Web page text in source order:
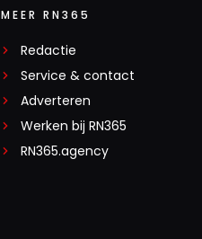
MEER RN365
Redactie
Service & contact
Adverteren
Werken bij RN365
RN365.agency